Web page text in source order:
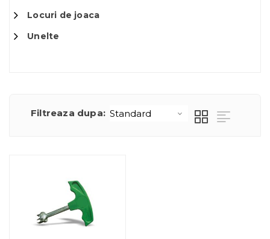
Locuri de joaca
Unelte
Filtreaza dupa: